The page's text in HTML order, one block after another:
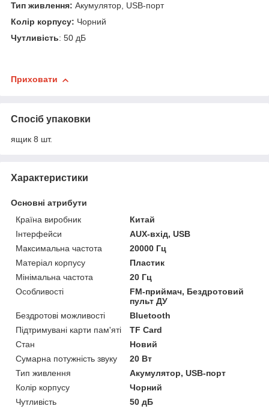
Тип живлення: Акумулятор, USB-порт
Колір корпусу: Чорний
Чутливість: 50 дБ
Приховати
Спосіб упаковки
ящик 8 шт.
Характеристики
Основні атрибути
Країна виробник
Китай
Інтерфейси
AUX-вхід, USB
Максимальна частота
20000 Гц
Матеріал корпусу
Пластик
Мінімальна частота
20 Гц
Особливості
FM-приймач, Бездротовий
пульт ДУ
Бездротові можливості
Bluetooth
Підтримувані карти пам'яті
TF Card
Стан
Новий
Сумарна потужність звуку
20 Вт
Тип живлення
Акумулятор, USB-порт
Колір корпусу
Чорний
Чутливість
50 дБ